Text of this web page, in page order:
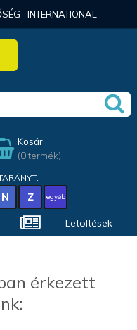
INTERNATIONAL
Kosár
(0 termék)
N Z egyéb
Letöltések
érkezett